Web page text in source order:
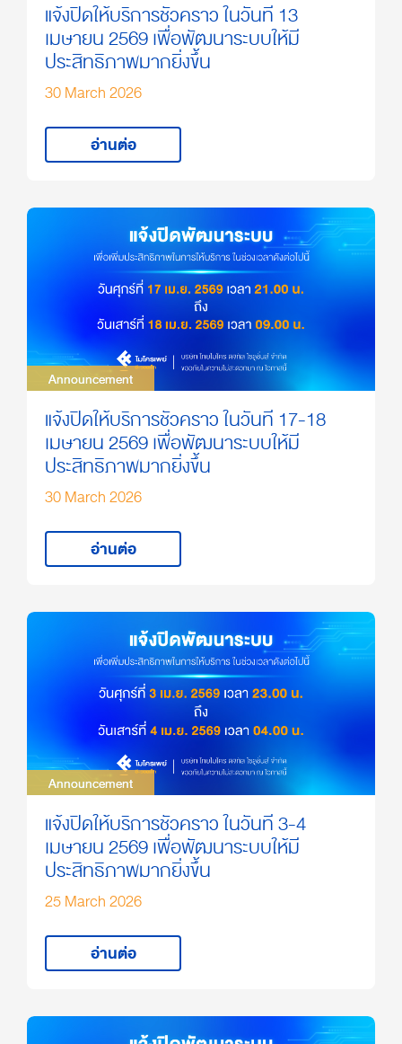
แจ้งปิดให้บริการชั่วคราว ในวันที่ 13
เมษายน 2569 เพื่อพัฒนาระบบให้มี
ประสิทธิภาพมากยิ่งขึ้น
30 March 2026
อ่านต่อ
Announcement
Announcement
แจ้งปิดให้บริการชั่วคราว ในวันที่ 17-18
เมษายน 2569 เพื่อพัฒนาระบบให้มี
ประสิทธิภาพมากยิ่งขึ้น
30 March 2026
อ่านต่อ
Announcement
Announcement
แจ้งปิดให้บริการชั่วคราว ในวันที่ 3-4
เมษายน 2569 เพื่อพัฒนาระบบให้มี
ประสิทธิภาพมากยิ่งขึ้น
25 March 2026
อ่านต่อ